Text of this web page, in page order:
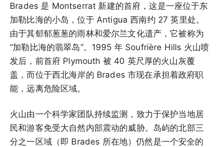
Brades 是 Montserrat 新建的首府，这是一座位于东
加勒比海的小岛，位于 Antigua 西南约 27 英里处。
由于其郁郁葱葱的雨林和爱尔兰文化遗产，它被称为
“加勒比海的翡翠岛”。1995 年 Soufrière Hills 火山喷
发后，前首府 Plymouth 被 40 英尺厚的火山灰覆
盖，而位于西北海岸的 Brades 市现在承担着政府职
能，远离危险区域。
火山由一个科学家团队持续监测，致力于保护当地居
民和游客免受大自然内部震动的威胁。岛屿的北部三
分之一区域（即 Brades 所在地）仍然是一个安全的